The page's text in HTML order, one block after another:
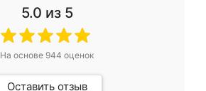
5.0 из 5
На основе 944 оценок
Оставить отзыв